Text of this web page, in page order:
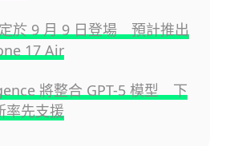
於 9 月 9 日登場 預計推出
17 Air
將整合 GPT-5 模型 下
率先支援